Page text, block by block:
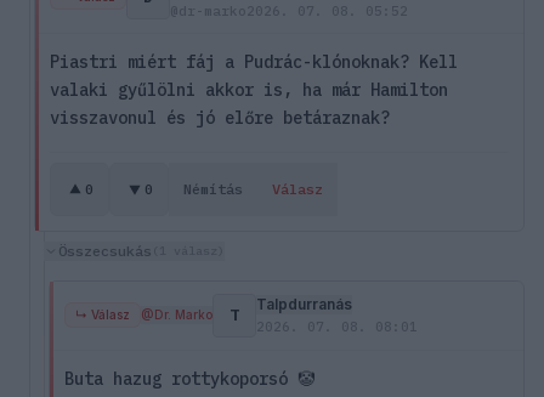
@dr-marko 2026. 07. 08. 05:52
Piastri miért fáj a Pudrác-klónoknak? Kell
valaki gyűlölni akkor is, ha már Hamilton
visszavonul és jó előre betáraznak?
0 0 Némítás Válasz
Összecsukás
↳ Válasz @Dr. Marko T
Talpdurranás
2026. 07. 08. 08:01
Buta hazug rottykoporsó 🤡